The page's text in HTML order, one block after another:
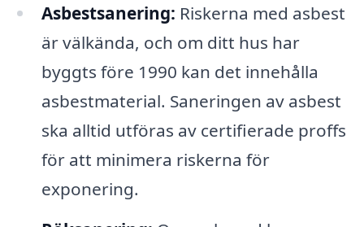
Asbestsanering: Riskerna med asbest
är välkända, och om ditt hus har
byggts före 1990 kan det innehålla
asbestmaterial. Saneringen av asbest
ska alltid utföras av certifierade proffs
för att minimera riskerna för
exponering.